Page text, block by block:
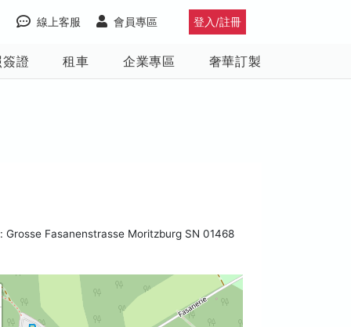
登入/註冊
會員專區
線上客服
證 租車 企業專區 奢華訂製
Grosse Fasanenstrasse Moritzburg SN 01468